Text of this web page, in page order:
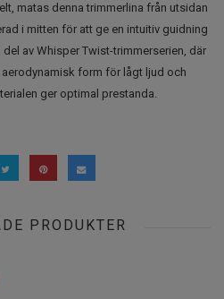
matas denna trimmerlina från utsidan
i mitten för att ge en intuitiv guidning
av Whisper Twist-trimmerserien, där
form för lågt ljud och
ger optimal prestanda.
PRODUKTER